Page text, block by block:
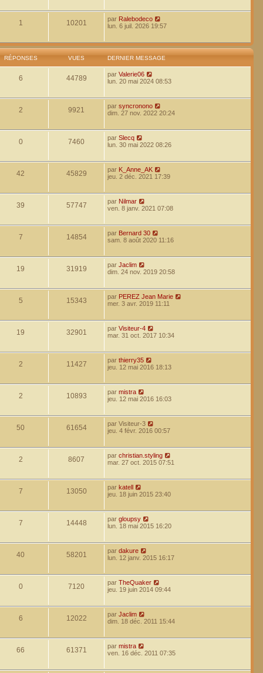
1 10201 par Ralebodeco
lun. 6 juil. 2026 19:57
RÉPONSES VUES DERNIER MESSAGE
6 44789 par Valerie06
lun. 20 mai 2024 08:53
2 9921 par syncronono
dim. 27 nov. 2022 20:24
0 7460 par Slecq
lun. 30 mai 2022 08:26
42 45829 par K_Anne_AK
jeu. 2 déc. 2021 17:39
39 57747 par Nilmar
ven. 8 janv. 2021 07:08
7 14854 par Bernard 30
sam. 8 août 2020 11:16
19 31919 par Jaclim
dim. 24 nov. 2019 20:58
5 15343 par PEREZ Jean Marie
mer. 3 avr. 2019 11:11
19 32901 par Visiteur-4
mar. 31 oct. 2017 10:34
2 11427 par thierry35
jeu. 12 mai 2016 18:13
2 10893 par mistra
jeu. 12 mai 2016 16:03
50 61654 par Visiteur-3
jeu. 4 févr. 2016 00:57
2 8607 par christian.styling
mar. 27 oct. 2015 07:51
7 13050 par katell
jeu. 18 juin 2015 23:40
7 14448 par gloupsy
lun. 18 mai 2015 16:20
40 58201 par dakure
lun. 12 janv. 2015 16:17
0 7120 par TheQuaker
jeu. 19 juin 2014 09:44
6 12022 par Jaclim
dim. 18 déc. 2011 15:44
66 61371 par mistra
ven. 16 déc. 2011 07:35